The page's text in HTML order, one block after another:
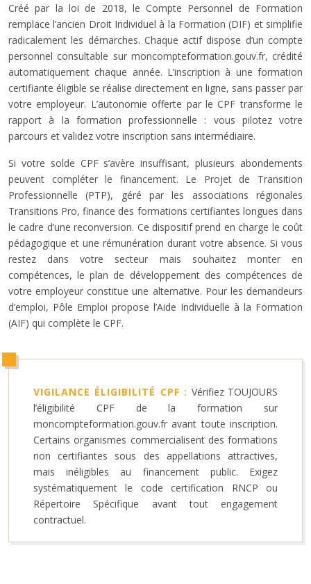
Créé par la loi de 2018, le Compte Personnel de Formation
remplace l’ancien Droit Individuel à la Formation (DIF) et simplifie
radicalement les démarches. Chaque actif dispose d’un compte
personnel consultable sur moncompteformation.gouv.fr, crédité
automatiquement chaque année. L’inscription à une formation
certifiante éligible se réalise directement en ligne, sans passer par
votre employeur. L’autonomie offerte par le CPF transforme le
rapport à la formation professionnelle : vous pilotez votre
parcours et validez votre inscription sans intermédiaire.
Si votre solde CPF s’avère insuffisant, plusieurs abondements
peuvent compléter le financement. Le Projet de Transition
Professionnelle (PTP), géré par les associations régionales
Transitions Pro, finance des formations certifiantes longues dans
le cadre d’une reconversion. Ce dispositif prend en charge le coût
pédagogique et une rémunération durant votre absence. Si vous
restez dans votre secteur mais souhaitez monter en
compétences, le plan de développement des compétences de
votre employeur constitue une alternative. Pour les demandeurs
d’emploi, Pôle Emploi propose l’Aide Individuelle à la Formation
(AIF) qui complète le CPF.
VIGILANCE ÉLIGIBILITÉ CPF : Vérifiez TOUJOURS
l’éligibilité CPF de la formation sur
moncompteformation.gouv.fr avant toute inscription.
Certains organismes commercialisent des formations
non certifiantes sous des appellations attractives,
mais inéligibles au financement public. Exigez
systématiquement le code certification RNCP ou
Répertoire Spécifique avant tout engagement
contractuel.